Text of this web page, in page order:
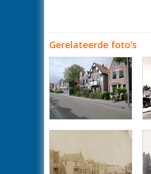
Gerelateerde foto's